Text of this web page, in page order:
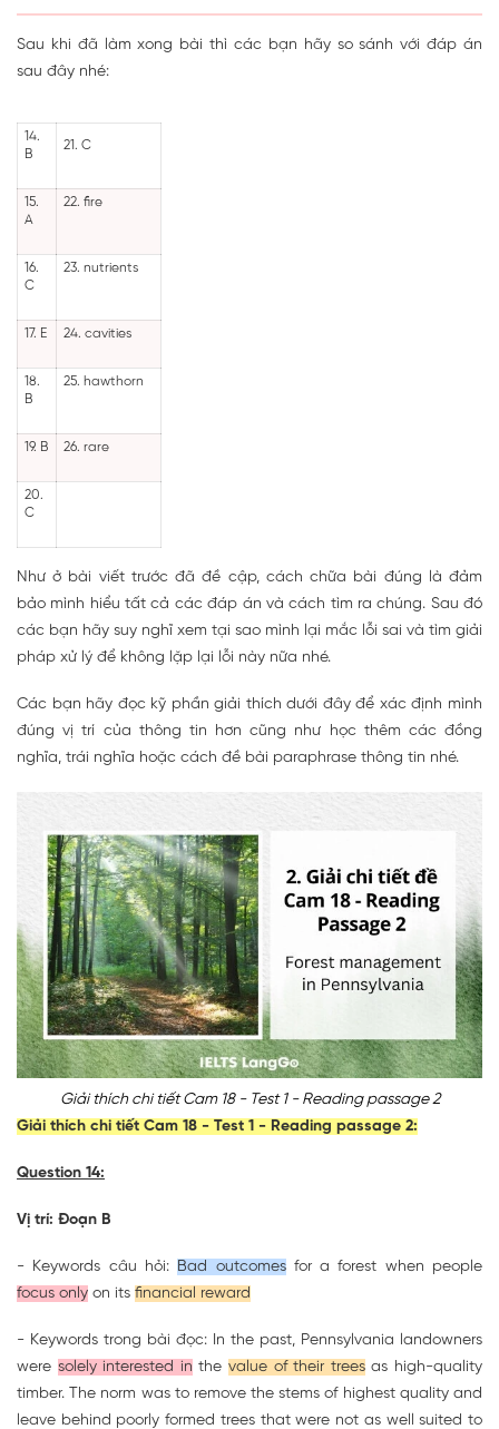
Sau khi đã làm xong bài thì các bạn hãy so sánh với đáp án
sau đây nhé:
14.
B
21. C
15.
A
22. fire
16.
C
23. nutrients
17. E 24. cavities
18.
B
25. hawthorn
19. B 26. rare
20.
C
Như ở bài viết trước đã đề cập, cách chữa bài đúng là đảm
bảo mình hiểu tất cả các đáp án và cách tìm ra chúng. Sau đó
các bạn hãy suy nghĩ xem tại sao mình lại mắc lỗi sai và tìm giải
pháp xử lý để không lặp lại lỗi này nữa nhé.
Các bạn hãy đọc kỹ phần giải thích dưới đây để xác định mình
đúng vị trí của thông tin hơn cũng như học thêm các đồng
nghĩa, trái nghĩa hoặc cách đề bài paraphrase thông tin nhé.
Giải thích chi tiết Cam 18 - Test 1 - Reading passage 2
Giải thích chi tiết Cam 18 - Test 1 - Reading passage 2:
Question 14:
Vị trí: Đoạn B
- Keywords câu hỏi: Bad outcomesfor a forest when people
focus only on its financial reward
- Keywords trong bài đọc: In the past, Pennsylvania landowners
were solely interested in thevalue of their treesas high-quality
timber. The norm was to remove the stems of highest quality and
leave behind poorly formed trees that were not as well suited to